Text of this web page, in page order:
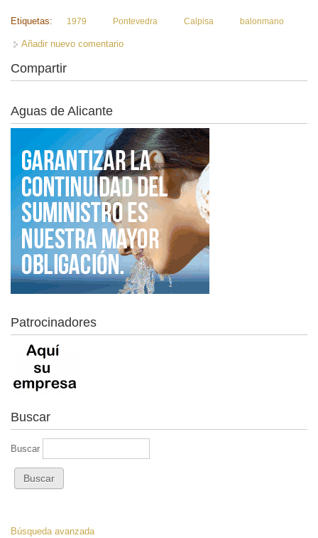
Etiquetas: 1979 Pontevedra Calpisa balonmano
Añadir nuevo comentario
Compartir
Aguas de Alicante
Patrocinadores
Buscar
Buscar
Búsqueda avanzada